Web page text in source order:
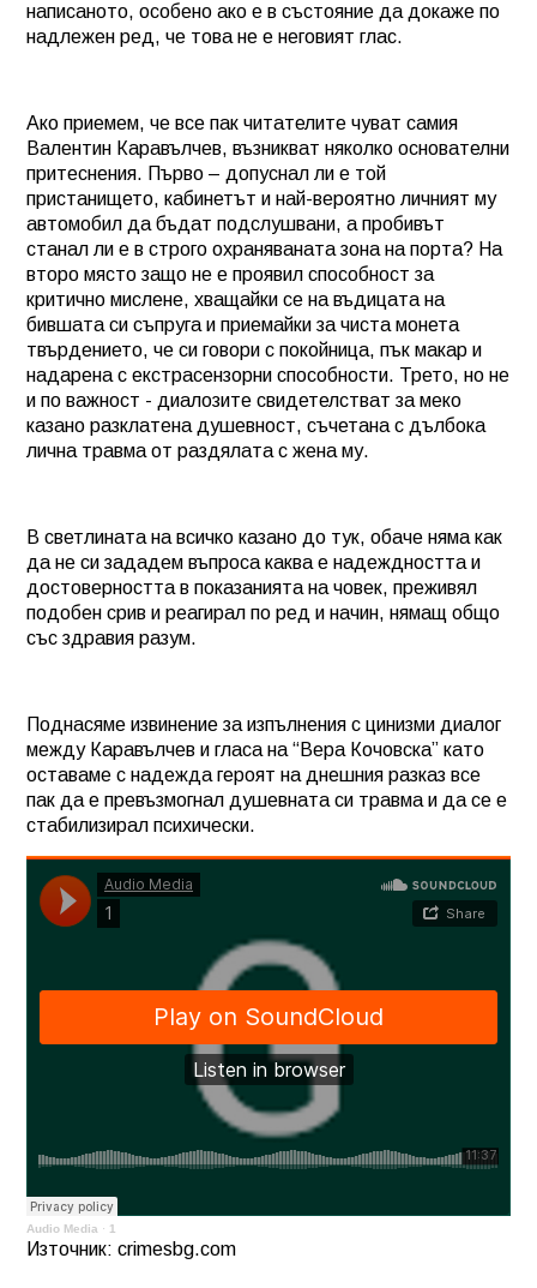
написаното, особено ако е в състояние да докаже по
надлежен ред, че това не е неговият глас.
Ако приемем, че все пак читателите чуват самия
Валентин Каравълчев, възникват няколко основателни
притеснения. Първо – допуснал ли е той
пристанището, кабинетът и най-вероятно личният му
автомобил да бъдат подслушвани, а пробивът
станал ли е в строго охраняваната зона на порта? На
второ място защо не е проявил способност за
критично мислене, хващайки се на въдицата на
бившата си съпруга и приемайки за чиста монета
твърдението, че си говори с покойница, пък макар и
надарена с екстрасензорни способности. Трето, но не
и по важност - диалозите свидетелстват за меко
казано разклатена душевност, съчетана с дълбока
лична травма от раздялата с жена му.
В светлината на всичко казано до тук, обаче няма как
да не си зададем въпроса каква е надеждността и
достоверността в показанията на човек, преживял
подобен срив и реагирал по ред и начин, нямащ общо
със здравия разум.
Поднасяме извинение за изпълнения с цинизми диалог
между Каравълчев и гласа на “Вера Кочовска” като
оставаме с надежда героят на днешния разказ все
пак да е превъзмогнал душевната си травма и да се е
стабилизирал психически.
Audio Media · 1
Източник: crimesbg.com